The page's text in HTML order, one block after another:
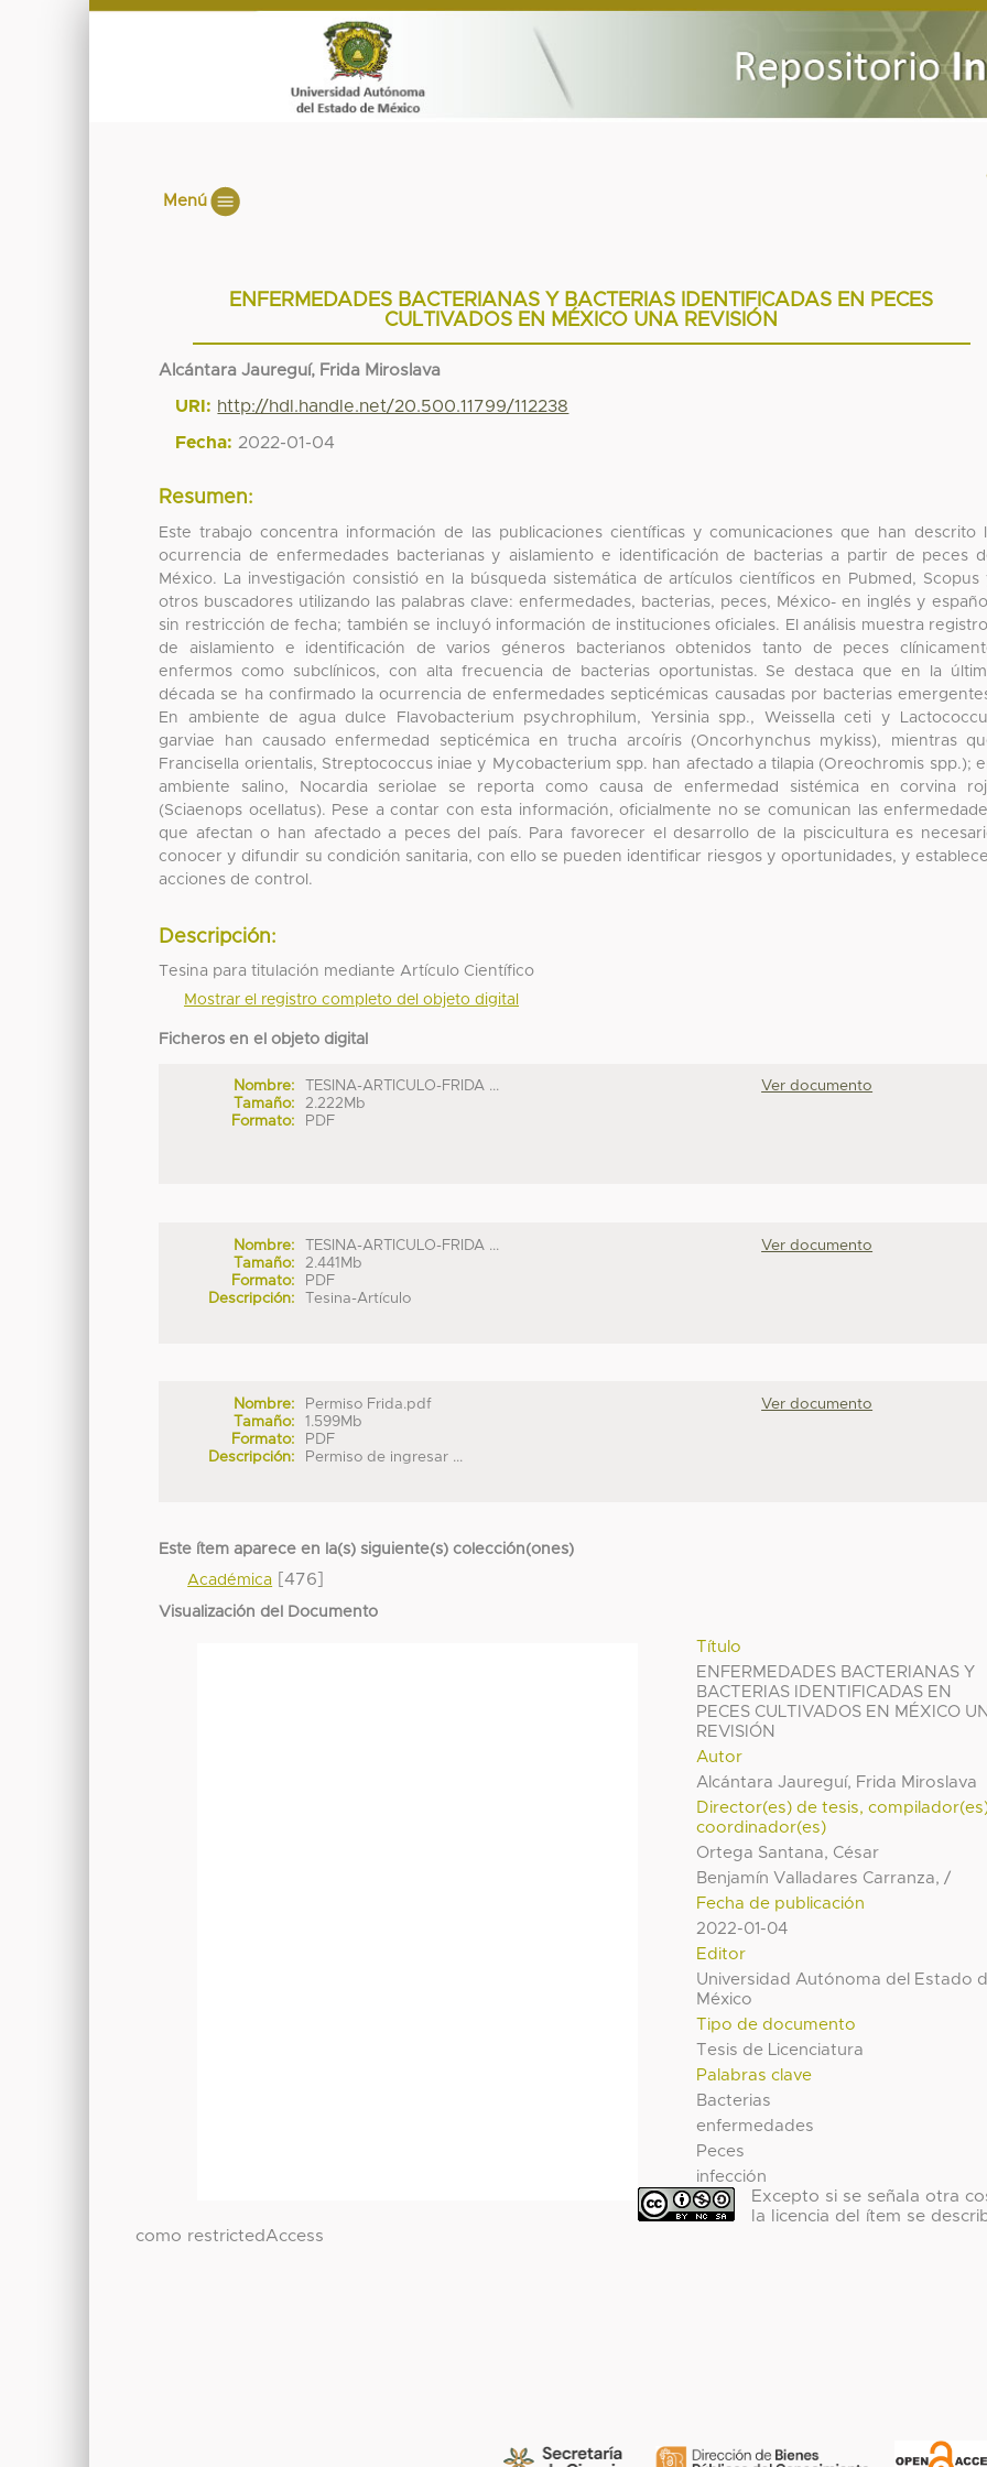
Menú
ENFERMEDADES BACTERIANAS Y BACTERIAS IDENTIFICADAS EN PECES
CULTIVADOS EN MÉXICO UNA REVISIÓN
Alcántara Jaureguí, Frida Miroslava
URI: http://hdl.handle.net/20.500.11799/112238
Fecha: 2022-01-04
Resumen:
Este trabajo concentra información de las publicaciones científicas y comunicaciones que han descrito
ocurrencia de enfermedades bacterianas y aislamiento e identificación de bacterias a partir de peces
México. La investigación consistió en la búsqueda sistemática de artículos científicos en Pubmed, Scopus
otros buscadores utilizando las palabras clave: enfermedades, bacterias, peces, México- en inglés y
sin restricción de fecha; también se incluyó información de instituciones oficiales. El análisis muestra
de aislamiento e identificación de varios géneros bacterianos obtenidos tanto de peces
enfermos como subclínicos, con alta frecuencia de bacterias oportunistas. Se destaca que en la
década se ha confirmado la ocurrencia de enfermedades septicémicas causadas por bacterias
En ambiente de agua dulce Flavobacterium psychrophilum, Yersinia spp., Weissella ceti y
garviae han causado enfermedad septicémica en trucha arcoíris (Oncorhynchus mykiss), mientras
Francisella orientalis, Streptococcus iniae y Mycobacterium spp. han afectado a tilapia (Oreochromis spp.);
ambiente salino, Nocardia seriolae se reporta como causa de enfermedad sistémica en corvina
(Sciaenops ocellatus). Pese a contar con esta información, oficialmente no se comunican las
que afectan o han afectado a peces del país. Para favorecer el desarrollo de la piscicultura es
conocer y difundir su condición sanitaria, con ello se pueden identificar riesgos y oportunidades, y
acciones de control.
Descripción:
Tesina para titulación mediante Artículo Científico
Mostrar el registro completo del objeto digital
Ficheros en el objeto digital
Nombre:
TESINA-ARTICULO-FRIDA ...
Tamaño:
2.222Mb
Formato:
PDF
Ver documento
Nombre:
TESINA-ARTICULO-FRIDA ...
Tamaño:
2.441Mb
Formato:
PDF
Descripción:
Tesina-Artículo
Ver documento
Nombre:
Permiso Frida.pdf
Tamaño:
1.599Mb
Formato:
PDF
Descripción:
Permiso de ingresar ...
Ver documento
Este ítem aparece en la(s) siguiente(s) colección(ones)
Académica [476]
Visualización del Documento
Título
ENFERMEDADES BACTERIANAS Y
BACTERIAS IDENTIFICADAS EN
PECES CULTIVADOS EN MÉXICO
REVISIÓN
Autor
Alcántara Jaureguí, Frida Miroslava
Director(es) de tesis,
coordinador(es)
Ortega Santana, César
Benjamín Valladares Carranza, /
Fecha de publicación
2022-01-04
Editor
Universidad Autónoma del Estado
México
Tipo de documento
Tesis de Licenciatura
Palabras clave
Bacterias
enfermedades
Peces
infección
Excepto si se señala otra
la licencia del ítem se
como restrictedAccess